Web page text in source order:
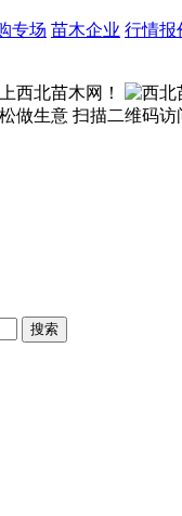
专场 苗木企业 行情报
西北苗木网！
做生意 扫描二维码访